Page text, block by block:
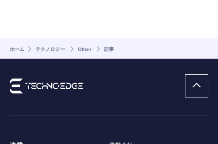
ホーム テクノロジー Other 記事